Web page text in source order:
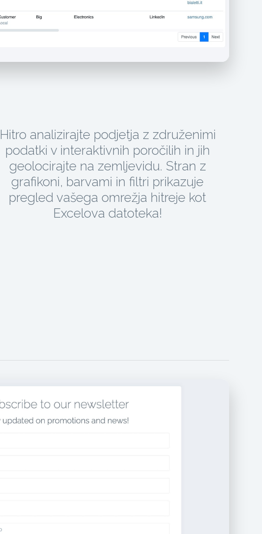
Hitro analizirajte podjetja z združenimi
podatki v interaktivnih poročilih in jih
geolocirajte na zemljevidu. Stran z
grafikoni, barvami in filtri prikazuje
pregled vašega omrežja hitreje kot
Excelova datoteka!